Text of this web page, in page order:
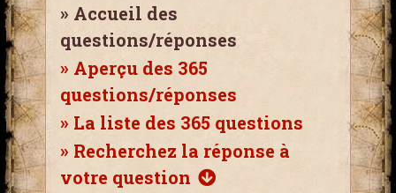
» Accueil des
questions/réponses
» Aperçu des 365
questions/réponses
» La liste des 365 questions
» Recherchez la réponse à
votre question